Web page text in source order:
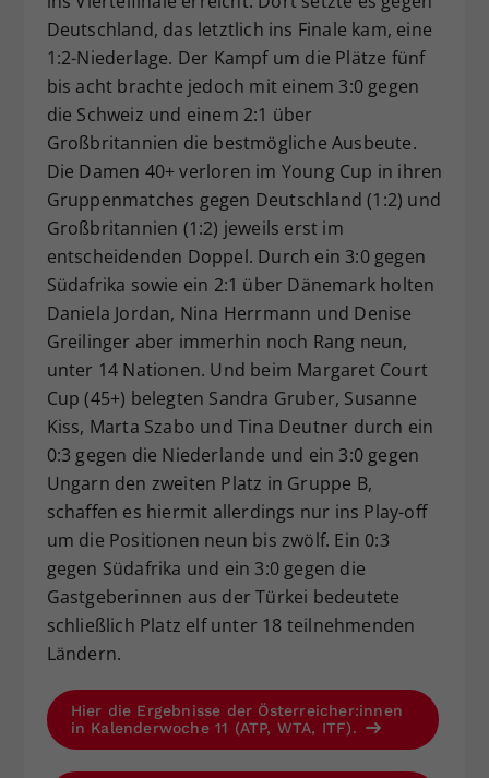
Deutschland, das letztlich ins Finale kam, eine
1:2-Niederlage. Der Kampf um die Plätze fünf
bis acht brachte jedoch mit einem 3:0 gegen
die Schweiz und einem 2:1 über
Großbritannien die bestmögliche Ausbeute.
Die Damen 40+ verloren im Young Cup in ihren
Gruppenmatches gegen Deutschland (1:2) und
Großbritannien (1:2) jeweils erst im
entscheidenden Doppel. Durch ein 3:0 gegen
Südafrika sowie ein 2:1 über Dänemark holten
Daniela Jordan, Nina Herrmann und Denise
Greilinger aber immerhin noch Rang neun,
unter 14 Nationen. Und beim Margaret Court
Cup (45+) belegten Sandra Gruber, Susanne
Kiss, Marta Szabo und Tina Deutner durch ein
0:3 gegen die Niederlande und ein 3:0 gegen
Ungarn den zweiten Platz in Gruppe B,
schaffen es hiermit allerdings nur ins Play-off
um die Positionen neun bis zwölf. Ein 0:3
gegen Südafrika und ein 3:0 gegen die
Gastgeberinnen aus der Türkei bedeutete
schließlich Platz elf unter 18 teilnehmenden
Ländern.
Hier die Ergebnisse der Österreicher:innen
in Kalenderwoche 11 (ATP, WTA, ITF).